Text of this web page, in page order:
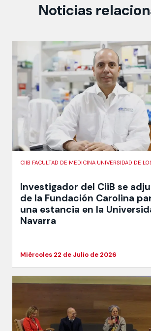
Noticias
CIIB FACULTAD DE MEDICINA UNIVERSIDAD DE
Investigador del CiiB se
de la Fundación Carolina
una estancia en la
Navarra
Miércoles 22 de Julio de 2026